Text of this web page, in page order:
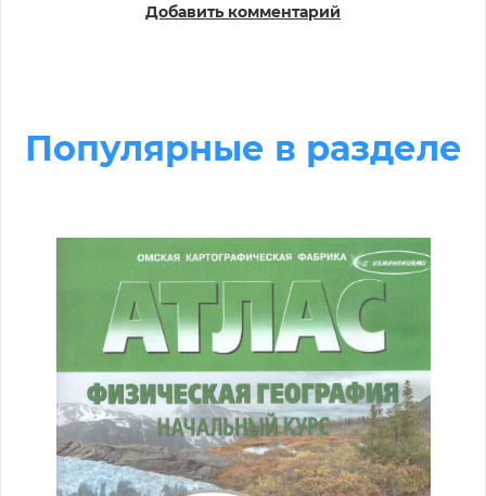
Добавить комментарий
Популярные в разделе